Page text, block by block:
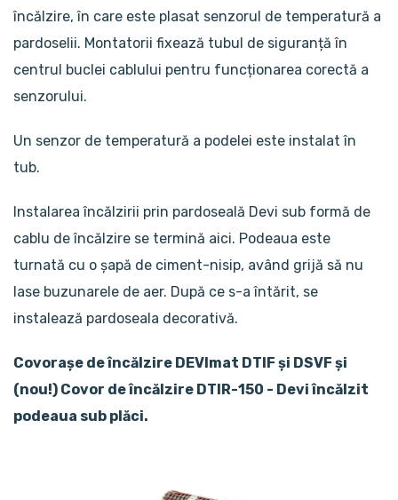
încălzire, în care este plasat senzorul de temperatură a
pardoselii. Montatorii fixează tubul de siguranță în
centrul buclei cablului pentru funcționarea corectă a
senzorului.
Un senzor de temperatură a podelei este instalat în
tub.
Instalarea încălzirii prin pardoseală Devi sub formă de
cablu de încălzire se termină aici. Podeaua este
turnată cu o șapă de ciment-nisip, având grijă să nu
lase buzunarele de aer. După ce s-a întărit, se
instalează pardoseala decorativă.
Covorașe de încălzire DEVImat DTIF și DSVF și
(nou!) Covor de încălzire DTIR-150 - Devi încălzit
podeaua sub plăci.